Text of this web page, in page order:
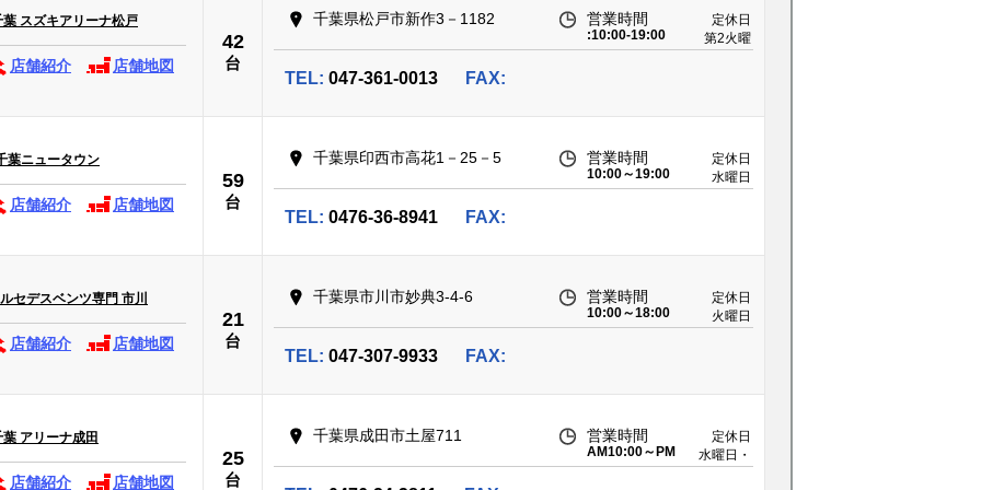
スズキアリーナ松戸
店舗紹介 店舗地図
42
台
千葉県松戸市新作3－1182 営業時間
:10:00-19:00
定休日
第2火曜
TEL: 047-361-0013 FAX:
葉ニュータウン
店舗紹介 店舗地図
59
台
千葉県印西市高花1－25－5 営業時間
10:00～19:00
定休日
水曜日
TEL: 0476-36-8941 FAX:
セデスベンツ専門 市川
店舗紹介 店舗地図
21
台
千葉県市川市妙典3-4-6 営業時間
10:00～18:00
定休日
火曜日
TEL: 047-307-9933 FAX:
アリーナ成田
店舗紹介 店舗地図
25
台
千葉県成田市土屋711 営業時間
AM10:00～PM
6:30
定休日
水曜日・